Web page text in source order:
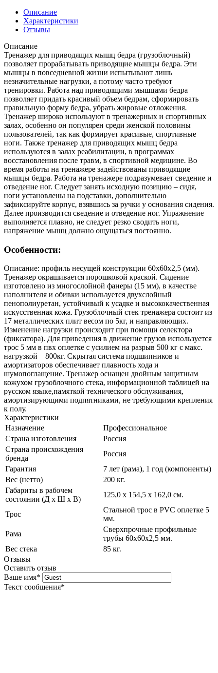
Описание
Характеристики
Отзывы
Описание
Тренажер для приводящих мышц бедра (грузоблочный)
позволяет прорабатывать приводящие мышцы бедра. Эти
мышцы в повседневной жизни испытывают лишь
незначительные нагрузки, а потому часто требуют
тренировки. Работа над приводящими мышцами бедра
позволяет придать красивый объем бедрам, сформировать
правильную форму бедра, убрать жировые отложения.
Тренажер широко используют в тренажерных и спортивных
залах, особенно он популярен среди женской половины
пользователей, так как формирует красивые, спортивные
ноги. Также тренажер для приводящих мышц бедра
используются в залах реабилитации, в программах
восстановления после травм, в спортивной медицине. Во
время работы на тренажере задействованы приводящие
мышцы бедра. Работа на тренажере подразумевает сведение и
отведение ног. Следует занять исходную позицию – сидя,
ноги установлены на подставки, дополнительно
зафиксируйте корпус, взявшись за ручки у основания сидения.
Далее производится сведение и отведение ног. Упражнение
выполняется плавно, не следует резко сводить ноги,
напряжение мышц должно ощущаться постоянно.
Особенности:
Описание: профиль несущей конструкции 60х60х2,5 (мм).
Тренажер окрашивается порошковой краской. Сидение
изготовлено из многослойной фанеры (15 мм), в качестве
наполнителя и обивки используется двухслойный
пенополиуретан, устойчивый к усадке и высококачественная
искусственная кожа. Грузоблочный стек тренажера состоит из
17 металлических плит весом по 5кг, и направляющих.
Изменение нагрузки происходит при помощи селектора
(фиксатора). Для приведения в движение грузов используется
трос 5 мм в пвх оплетке с усилием на разрыв 500 кг с макс.
нагрузкой – 800кг. Скрытая система подшипников и
амортизаторов обеспечивает плавность хода и
шумопоглащение. Тренажер оснащен двойным защитным
кожухом грузоблочного стека, информационной таблицей на
русском языке,памяткой технического обслуживания,
амортизирующими подпятниками, не требующими крепления
к полу.
Характеристики
Назначение
Профессиональное
Страна изготовления
Россия
Страна происхождения
бренда
Россия
Гарантия
7 лет (рама), 1 год (компоненты)
Вес (нетто)
200 кг.
Габариты в рабочем
состоянии (Д х Ш х В)
125,0 х 154,5 х 162,0 см.
Трос
Стальной трос в PVC оплетке 5
мм.
Рама
Сверхпрочные профильные
трубы 60х60х2,5 мм.
Вес стека
85 кг.
Отзывы
Оставить отзыв
Ваше имя*
Текст сообщения*